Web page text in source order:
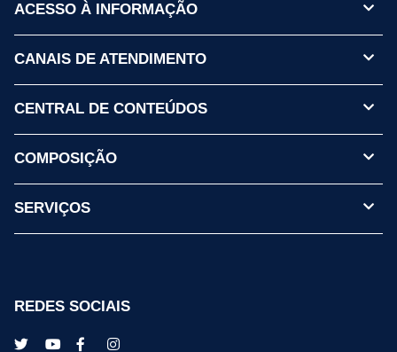
ACESSO À INFORMAÇÃO
CANAIS DE ATENDIMENTO
CENTRAL DE CONTEÚDOS
COMPOSIÇÃO
SERVIÇOS
REDES SOCIAIS